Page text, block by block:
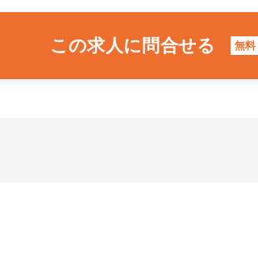
この求人に問合せる 無料